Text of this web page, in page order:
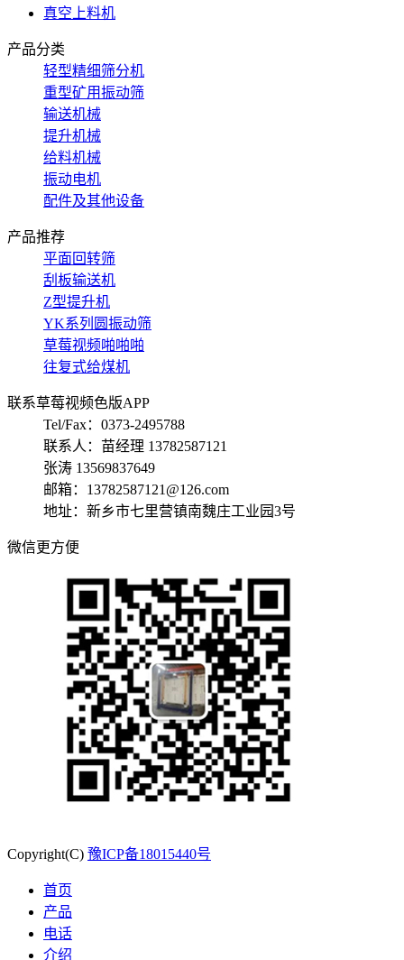
真空上料机
产品分类
轻型精细筛分机
重型矿用振动筛
输送机械
提升机械
给料机械
振动电机
配件及其他设备
产品推荐
平面回转筛
刮板输送机
Z型提升机
YK系列圆振动筛
草莓视频啪啪啪
往复式给煤机
联系草莓视频色版APP
Tel/Fax：0373-2495788
联系人：苗经理 13782587121
张涛 13569837649
邮箱：13782587121@126.com
地址：新乡市七里营镇南魏庄工业园3号
微信更方便
Copyright(C) 豫ICP备18015440号
首页
产品
电话
介绍